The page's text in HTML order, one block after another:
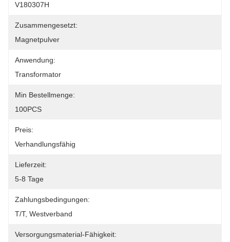
V180307H
Zusammengesetzt:
Magnetpulver
Anwendung:
Transformator
Min Bestellmenge:
100PCS
Preis:
Verhandlungsfähig
Lieferzeit:
5-8 Tage
Zahlungsbedingungen:
T/T, Westverband
Versorgungsmaterial-Fähigkeit: